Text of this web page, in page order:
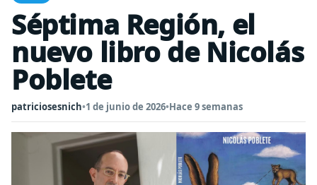
Séptima Región, el
nuevo libro de Nicolás
Poblete
patriciosesnich•1 de junio de 2026•Hace 9 semanas